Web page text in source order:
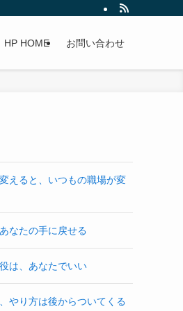
HP HOME お問い合わせ
えると、いつもの職場が変
なたの手に戻せる
は、あなたでいい
やり方は後からついてくる